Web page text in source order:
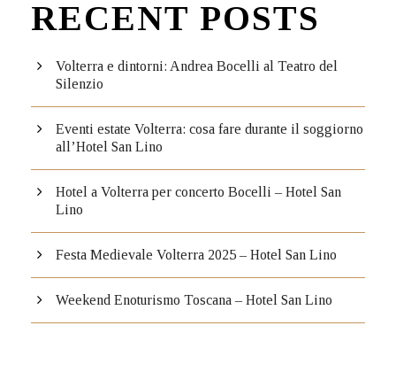
RECENT POSTS
Volterra e dintorni: Andrea Bocelli al Teatro del
Silenzio
Eventi estate Volterra: cosa fare durante il soggiorno
all’Hotel San Lino
Hotel a Volterra per concerto Bocelli – Hotel San
Lino
Festa Medievale Volterra 2025 – Hotel San Lino
Weekend Enoturismo Toscana – Hotel San Lino